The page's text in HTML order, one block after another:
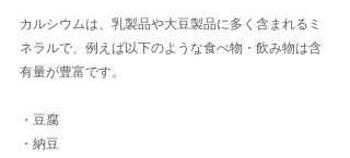
カルシウムは、乳製品や大豆製品に多く含まれるミ
ネラルで、例えば以下のような食べ物・飲み物は含
有量が豊富です。
・豆腐
・納豆